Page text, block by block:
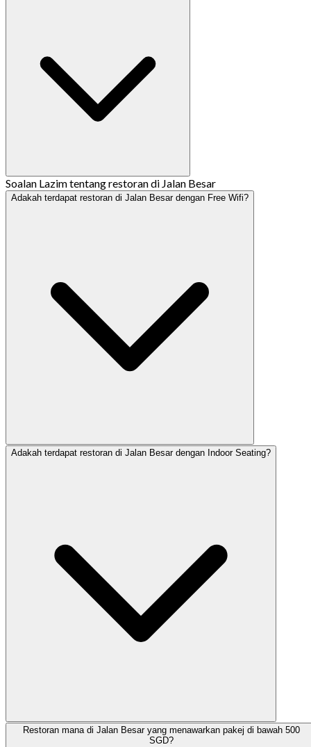
Soalan Lazim tentang restoran di Jalan Besar
Adakah terdapat restoran di Jalan Besar dengan Free Wifi?
Adakah terdapat restoran di Jalan Besar dengan Indoor Seating?
Restoran mana di Jalan Besar yang menawarkan pakej di bawah 500
SGD?